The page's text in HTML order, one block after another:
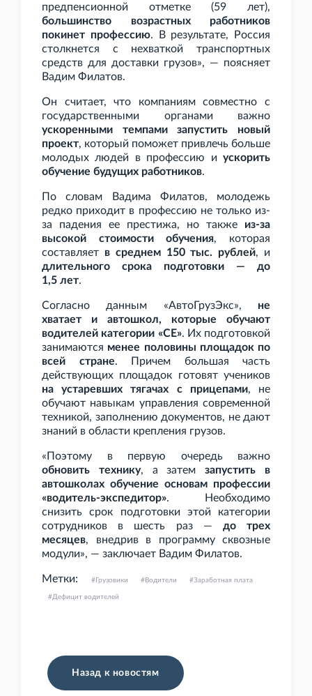
предпенсионной отметке (59 лет),
большинство возрастных работников
покинет профессию. В результате, Россия
столкнется с нехваткой транспортных
средств для доставки грузов», — поясняет
Вадим Филатов.
Он считает, что компаниям совместно с
государственными органами важно
ускоренными темпами запустить новый
проект, который поможет привлечь больше
молодых людей в профессию и ускорить
обучение будущих работников.
По словам Вадима Филатов, молодежь
редко приходит в профессию не только из-
за падения ее престижа, но также из-за
высокой стоимости обучения, которая
составляет в среднем 150 тыс. рублей, и
длительного срока подготовки — до
1,5 лет.
Согласно данным «АвтоГрузЭкс», не
хватает и автошкол, которые обучают
водителей категории «СЕ». Их подготовкой
занимаются менее половины площадок по
всей стране. Причем большая часть
действующих площадок готовят учеников
на устаревших тягачах с прицепами, не
обучают навыкам управления современной
техникой, заполнению документов, не дают
знаний в области крепления грузов.
«Поэтому в первую очередь важно
обновить технику, а затемзапустить в
автошколах обучение основам профессии
«водитель-экспедитор». Необходимо
снизить срок подготовки этой категории
сотрудников в шесть раз — до трех
месяцев, внедрив в программу сквозные
модули», — заключает Вадим Филатов.
Метки: Грузовики Водители Заработная плата
Дефицит водителей
Назад к новостям